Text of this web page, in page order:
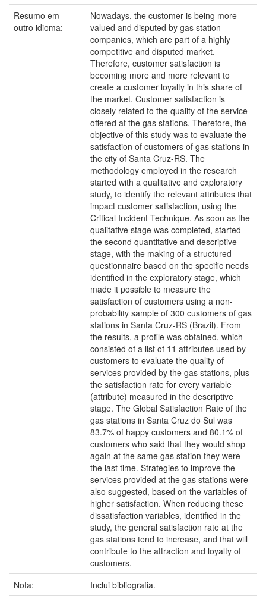
Resumo em
outro idioma:
Nowadays, the customer is being more
valued and disputed by gas station
companies, which are part of a highly
competitive and disputed market.
Therefore, customer satisfaction is
becoming more and more relevant to
create a customer loyalty in this share of
the market. Customer satisfaction is
closely related to the quality of the service
offered at the gas stations. Therefore, the
objective of this study was to evaluate the
satisfaction of customers of gas stations in
the city of Santa Cruz-RS. The
methodology employed in the research
started with a qualitative and exploratory
study, to identify the relevant attributes that
impact customer satisfaction, using the
Critical Incident Technique. As soon as the
qualitative stage was completed, started
the second quantitative and descriptive
stage, with the making of a structured
questionnaire based on the specific needs
identified in the exploratory stage, which
made it possible to measure the
satisfaction of customers using a non-
probability sample of 300 customers of gas
stations in Santa Cruz-RS (Brazil). From
the results, a profile was obtained, which
consisted of a list of 11 attributes used by
customers to evaluate the quality of
services provided by the gas stations, plus
the satisfaction rate for every variable
(attribute) measured in the descriptive
stage. The Global Satisfaction Rate of the
gas stations in Santa Cruz do Sul was
83.7% of happy customers and 80.1% of
customers who said that they would shop
again at the same gas station they were
the last time. Strategies to improve the
services provided at the gas stations were
also suggested, based on the variables of
higher satisfaction. When reducing these
dissatisfaction variables, identified in the
study, the general satisfaction rate at the
gas stations tend to increase, and that will
contribute to the attraction and loyalty of
customers.
Nota:
Inclui bibliografia.